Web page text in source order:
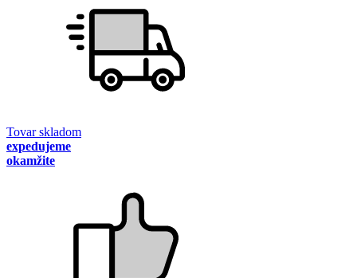
Tovar skladom
expedujeme
okamžite